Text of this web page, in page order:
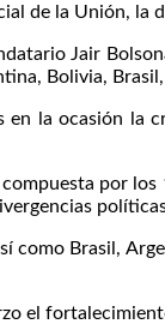
de la Unión, la
Jair
Bolivia,
en la ocasión la
por
como Brasil,
el